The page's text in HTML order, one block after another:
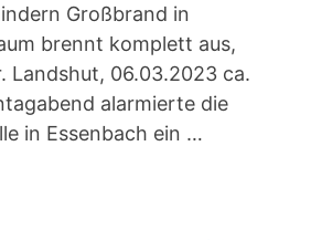
Großbrand in
brennt komplett aus,
Landshut, 06.03.2023 ca.
alarmierte die
in Essenbach ein …